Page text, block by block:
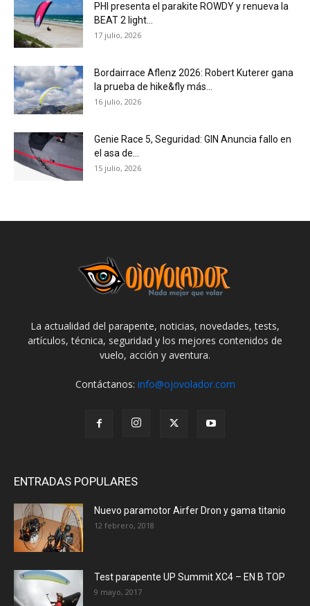
PHI presenta el parakite ROWDY y renueva la
BEAT 2 light...
17 julio, 2026
Bordairrace Aflenz 2026: Robert Kuterer gana
la prueba de hike&fly más...
16 julio, 2026
Genie Race 5, Seguridad: GIN Anuncia fallo en
el asa de...
15 julio, 2026
La actualidad del parapente, noticias, novedades, tests,
artículos, técnica, seguridad y los mejores contenidos de
vuelo, acción y aventura.
Contáctanos: info@ojovolador.com
ENTRADAS POPULARES
Nuevo paramotor Airfer Dron y gama titanio
12 febrero, 2018
Test parapente UP Summit XC4 – EN B TOP
9 mayo, 2017